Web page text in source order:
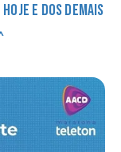
E DOS DEMAIS